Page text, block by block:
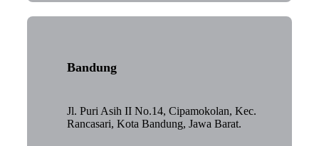
Bandung
Jl. Puri Asih II No.14, Cipamokolan, Kec.
Rancasari, Kota Bandung, Jawa Barat.